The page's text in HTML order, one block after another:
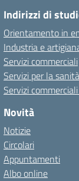
Indirizzi di
Orientamento in
Industria e
Servizi commerciali
Servizi per la
Servizi
Novità
Notizie
Circolari
Appuntamenti
Albo online